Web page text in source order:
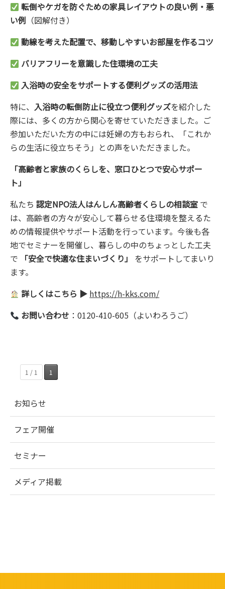
転倒やケガを防ぐための家具レイアウトの良い例・悪
い例 （図解付き）
動線を考えた配置で、移動しやすいお部屋を作るコツ
バリアフリーを意識した住環境の工夫
入浴時の安全をサポートする便利グッズの活用法
特に、 入浴時の転倒防止に役立つ便利グッズを紹介した
際には、多くの方から関心を寄せていただきました。ご
参加いただいた方の中には妊婦の方もおられ、「これか
らの生活に役立ちそう」との声をいただきました。
「高齢者と家族のくらしを、窓口ひとつで安心サポー
ト」
私たち 認定NPO法人はんしん高齢者くらしの相談室 で
は、高齢者の方々が安心して暮らせる住環境を整えるた
めの情報提供やサポート活動を行っています。今後も各
地でセミナーを開催し、暮らしの中のちょっとした工夫
で
「安全で快適な住まいづくり」
をサポートしてまいり
ます。
詳しくはこちら ▶ https://h-kks.com/
お問い合わせ ：0120-410-605（よいわろうご）
1 / 1 1
お知らせ
フェア開催
セミナー
メディア掲載